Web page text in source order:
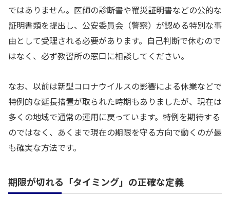
ではありません。医師の診断書や罹災証明書などの公的な
証明書類を提出し、公安委員会（警察）が認める特別な事
由として受理される必要があります。自己判断で休むので
はなく、必ず教習所の窓口に相談してください。
なお、以前は新型コロナウイルスの影響による休業などで
特例的な延長措置が取られた時期もありましたが、現在は
多くの地域で通常の運用に戻っています。特例を期待する
のではなく、あくまで現在の期限を守る方向で動くのが最
も確実な方法です。
期限が切れる「タイミング」の正確な定義